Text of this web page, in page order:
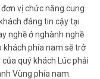
vị chức năng cung
đáng tin cậy tại
nghề ở nghành nghề
khách phía nam sẽ trở
quý khách Lúc phải
Vùng phía nam.